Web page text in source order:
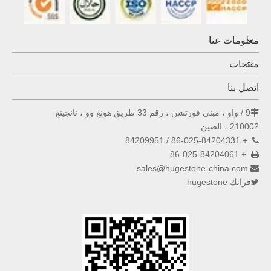
معلومات عنا
منتجات
اتصل بنا
9 / واو ، مبنى فورتشن ، رقم 33 طريق هونغ وو ، نانجينغ
210002 ، الصين

+ 86-025-84204331 / 84209951

+ 86-025-84204061

sales@hugestone-china.com
فرانك hugestone